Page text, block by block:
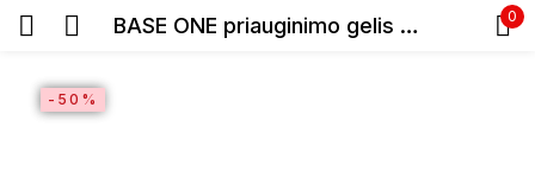
BASE ONE priauginimo gelis 5g 0
SALE
-50%